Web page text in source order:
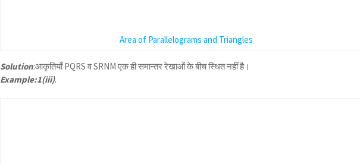
Area of Parallelograms and Triangles
Solution:आकृतियाँ PQRS व SRNM एक ही समान्तर रेखाओं के बीच स्थित नहीं है।
Example:1(iii).